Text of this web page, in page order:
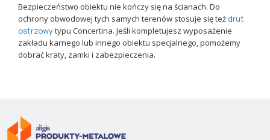
Bezpieczeństwo obiektu nie kończy się na ścianach. Do
ochrony obwodowej tych samych terenów stosuje się też drut
ostrzowytypu Concertina. Jeśli kompletujesz wyposażenie
zakładu karnego lub innego obiektu specjalnego, pomożemy
dobrać kraty, zamki i zabezpieczenia.